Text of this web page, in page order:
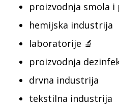
proizvodnja smola i
hemijska industrija
laboratorije 🔬
proizvodnja
drvna industrija
tekstilna industrija